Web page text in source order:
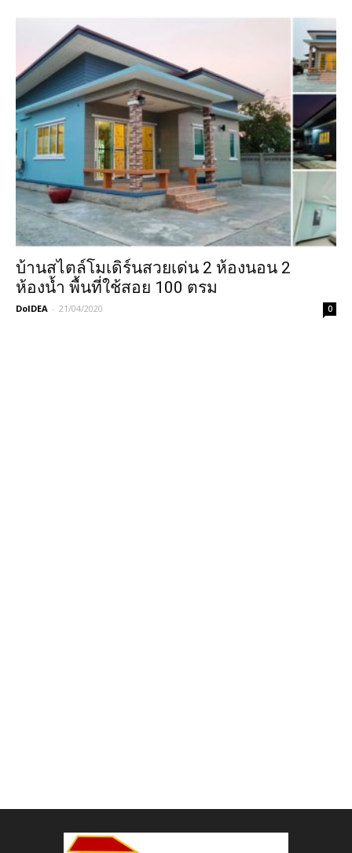
บ้านสไตล์โมเดิร์นสวยเด่น 2 ห้องนอน 2
ห้องน้ำ พื้นที่ใช้สอย 100 ตรม
DoIDEA - 21/04/2020 0